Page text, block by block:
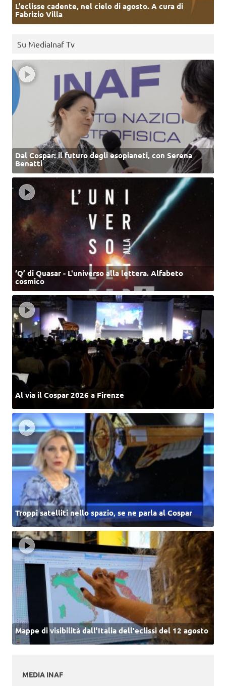
L’eclisse cadente, nel cielo di agosto. A cura di
Fabrizio Villa
Su MediaInaf Tv
Dal Cospar: il futuro degli esopianeti, con Serena
Benatti
‘Q’ di Quasar - L'universo alla lettera. Alfabeto
cosmico
Al via il Cospar 2026 a Firenze
Troppi satelliti nello spazio, se ne parla al Cospar
Mappe di visibilità dall’Italia dell'eclissi del 12 agosto
MEDIA INAF